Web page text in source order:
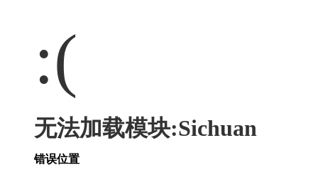
:(
无法加载模块:Sichuan
错误位置